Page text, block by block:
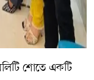
শোতে একটি